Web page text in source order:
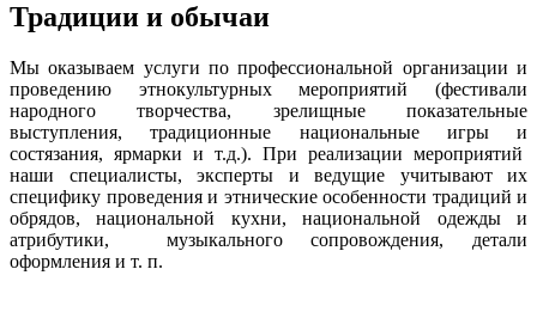
Традиции и обычаи
Мы оказываем услуги по профессиональной организации и
проведению этнокультурных мероприятий (фестивали
народного творчества, зрелищные показательные
выступления, традиционные национальные игры и
состязания, ярмарки и т.д.). При реализации мероприятий
наши специалисты, эксперты и ведущие учитывают их
специфику проведения и этнические особенности традиций и
обрядов, национальной кухни, национальной одежды и
атрибутики, музыкального сопровождения, детали
оформления и т. п.